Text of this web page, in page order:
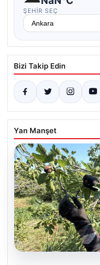
ŞEHIR SEÇ
Bizi Takip Edin
Yan Manşet